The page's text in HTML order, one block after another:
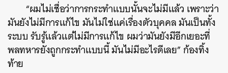
“ผมไม่เชื่อว่าการกระทำแบบนั้นจะไม่มีแล้ว เพราะว่า
มันยังไม่มีการแก้ไข มันไม่ใช่แค่เรื่องตัวบุคคล มันเป็นทั้ง
ระบบ รับรู้แล้วแต่ไม่มีการแก้ไข ผมว่ามันยังมีอีกเยอะที่
พลทหารยังถูกกระทำแบบนี้ มันไม่มีอะไรดีเลย” ก้องทิ้ง
ท้าย